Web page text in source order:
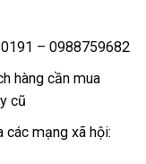
– 0988759682
hàng cần mua
cũ
các mạng xã hội: